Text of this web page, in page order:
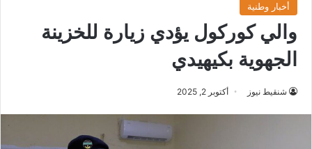
أخبار وطنية
والي كوركول يؤدي زيارة للخزينة
الجهوية بكيهيدي
شنقيط نيوز أكتوبر 2, 2025